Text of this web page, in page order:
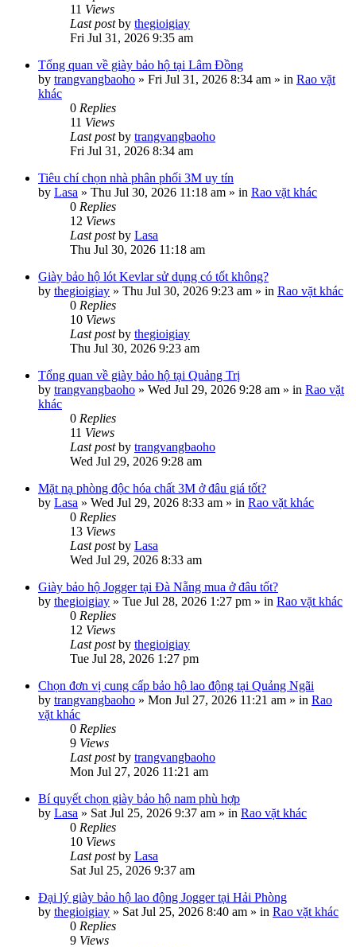
11 Views
Last postby thegioigiay
Fri Jul 31, 2026 9:35 am
Tổng quan về giày bảo hộ tại Lâm Đồng
by trangvangbaoho » Fri Jul 31, 2026 8:34 am » in Rao vặt
khác
0 Replies
11 Views
Last postby trangvangbaoho
Fri Jul 31, 2026 8:34 am
Tiêu chí chọn nhà phân phối 3M uy tín
by Lasa » Thu Jul 30, 2026 11:18 am » in Rao vặt khác
0 Replies
12 Views
Last postby Lasa
Thu Jul 30, 2026 11:18 am
Giày bảo hộ lót Kevlar sử dụng có tốt không?
by thegioigiay » Thu Jul 30, 2026 9:23 am » in Rao vặt khác
0 Replies
10 Views
Last postby thegioigiay
Thu Jul 30, 2026 9:23 am
Tổng quan về giày bảo hộ tại Quảng Trị
by trangvangbaoho » Wed Jul 29, 2026 9:28 am » in Rao vặt
khác
0 Replies
11 Views
Last postby trangvangbaoho
Wed Jul 29, 2026 9:28 am
Mặt nạ phòng độc hóa chất 3M ở đâu giá tốt?
by Lasa » Wed Jul 29, 2026 8:33 am » in Rao vặt khác
0 Replies
13 Views
Last postby Lasa
Wed Jul 29, 2026 8:33 am
Giày bảo hộ Jogger tại Đà Nẵng mua ở đâu tốt?
by thegioigiay » Tue Jul 28, 2026 1:27 pm » in Rao vặt khác
0 Replies
12 Views
Last postby thegioigiay
Tue Jul 28, 2026 1:27 pm
Chọn đơn vị cung cấp bảo hộ lao động tại Quảng Ngãi
by trangvangbaoho » Mon Jul 27, 2026 11:21 am » in Rao
vặt khác
0 Replies
9 Views
Last postby trangvangbaoho
Mon Jul 27, 2026 11:21 am
Bí quyết chọn giày bảo hộ nam phù hợp
by Lasa » Sat Jul 25, 2026 9:37 am » in Rao vặt khác
0 Replies
10 Views
Last postby Lasa
Sat Jul 25, 2026 9:37 am
Đại lý giày bảo hộ lao động Jogger tại Hải Phòng
by thegioigiay » Sat Jul 25, 2026 8:40 am » in Rao vặt khác
0 Replies
9 Views